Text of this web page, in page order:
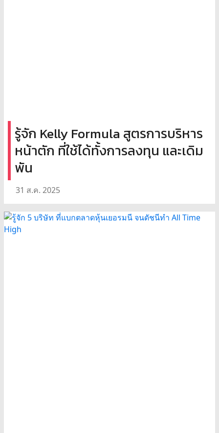
รู้จัก Kelly Formula สูตรการบริหาร
หน้าตัก ที่ใช้ได้ทั้งการลงทุน และเดิม
พัน
31 ส.ค. 2025